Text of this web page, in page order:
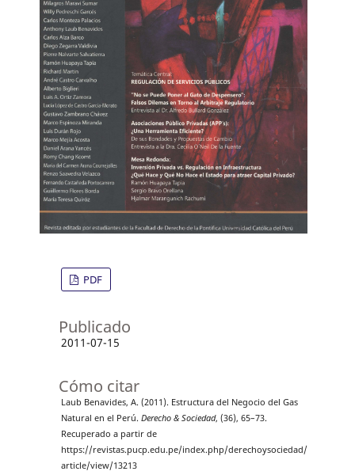
PDF
Publicado
2011-07-15
Cómo citar
Laub Benavides, A. (2011). Estructura del Negocio del Gas
Natural en el Perú. Derecho & Sociedad, (36), 65–73.
Recuperado a partir de
https://revistas.pucp.edu.pe/index.php/derechoysociedad/
article/view/13213